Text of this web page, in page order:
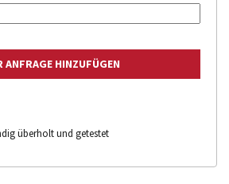
überholt und getestet